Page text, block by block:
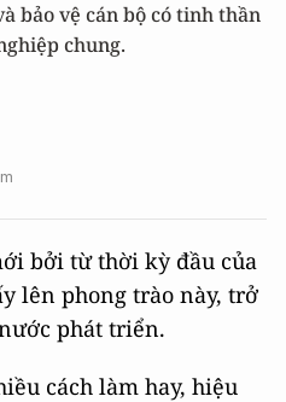
bảo vệ cán bộ có tinh thần
chung.
bởi từ thời kỳ đầu của
lên phong trào này, trở
phát triển.
cách làm hay, hiệu